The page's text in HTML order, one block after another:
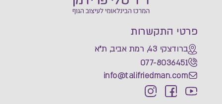
פרטי התקשרות
ברודצקי 43, רמת אביב, ת"א
077-8036451
info@talifriedman.com